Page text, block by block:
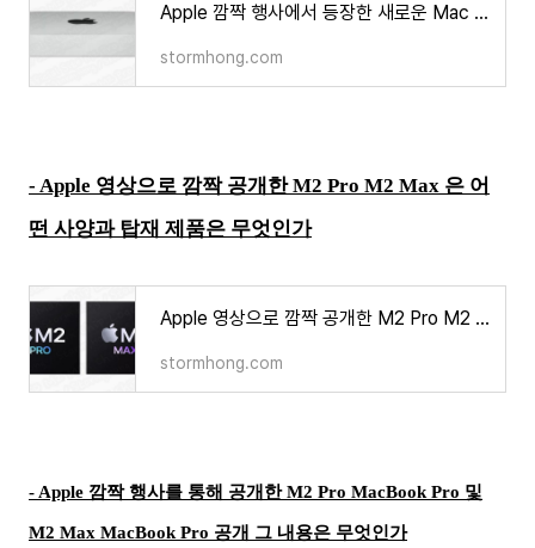
Apple 깜짝 행사에서 등장한 새로운 Mac Mini 는 M2 및 M2 Pro 칩셋을 탑재 디자인 및 내용은 무엇인가
stormhong.com
- Apple 영상으로 깜짝 공개한 M2 Pro M2 Max 은 어
떤 사양과 탑재 제품은 무엇인가
Apple 영상으로 깜짝 공개한 M2 Pro M2 Max 은 어떤 사양과 탑재 제품은 무엇인가
stormhong.com
- Apple 깜짝 행사를 통해 공개한 M2 Pro MacBook Pro 및
M2 Max MacBook Pro 공개 그 내용은 무엇인가